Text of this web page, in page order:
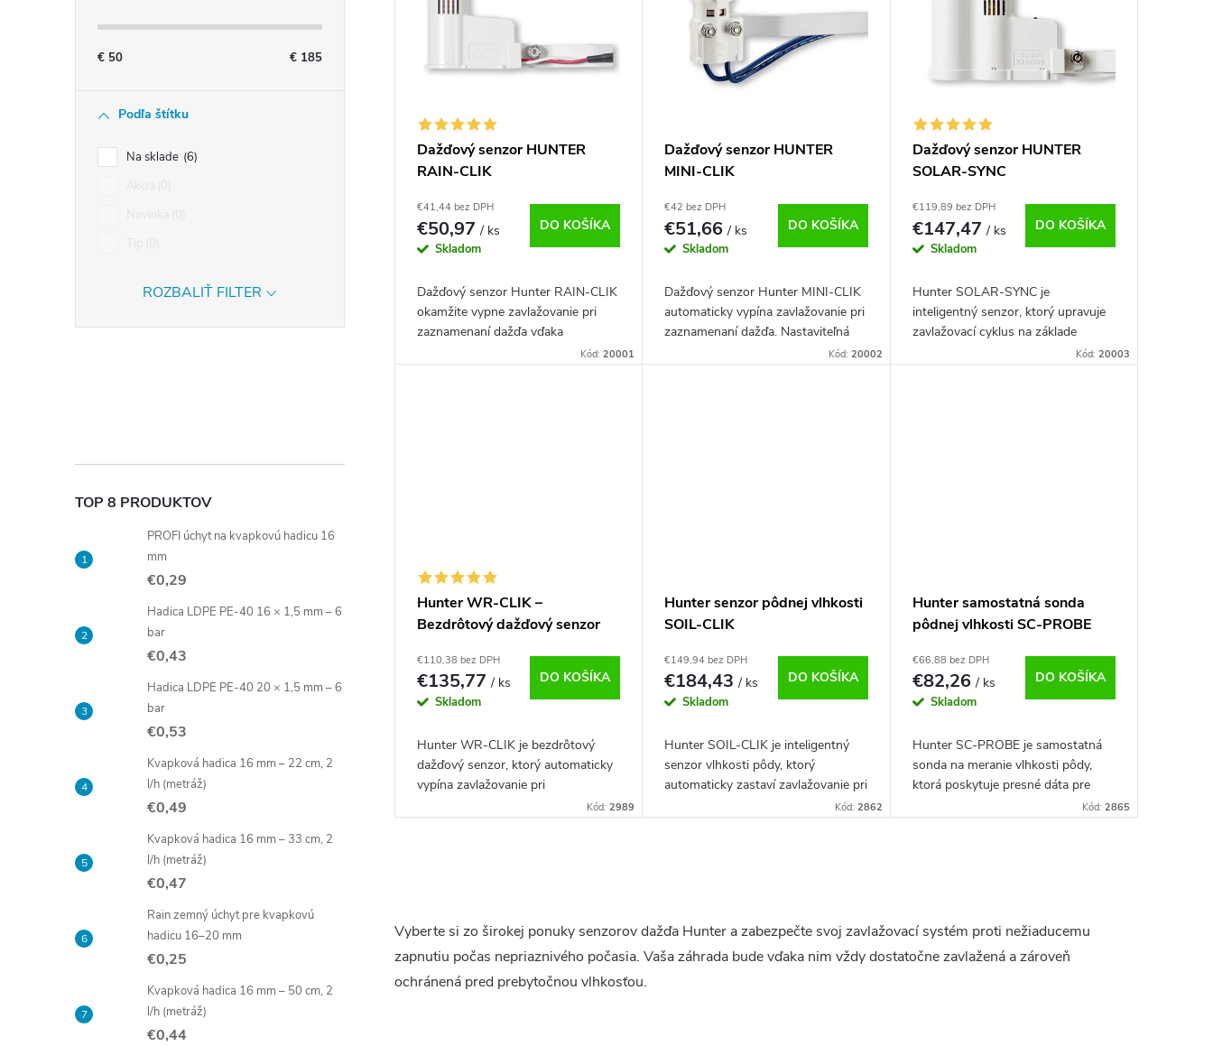
€ 50 € 185
Podľa štítku
Na sklade 6
ROZBALIŤ FILTER
TOP 8 PRODUKTOV
PROFI úchyt na kvapkovú hadicu 16
mm
€0,29
Hadica LDPE PE-40 16 × 1,5 mm – 6
bar
€0,43
Hadica LDPE PE-40 20 × 1,5 mm – 6
bar
€0,53
Kvapková hadica 16 mm – 22 cm, 2
l/h (metráž)
€0,49
Kvapková hadica 16 mm – 33 cm, 2
l/h (metráž)
€0,47
Rain zemný úchyt pre kvapkovú
hadicu 16–20 mm
€0,25
Kvapková hadica 16 mm – 50 cm, 2
l/h (metráž)
€0,44
k
Dažďový senzor HUNTER
RAIN-CLIK
€41,44 bez DPH
€50,97/ ks
Skladom
DO KOŠÍKA
Dažďový senzor Hunter RAIN-CLIK
okamžite vypne zavlažovanie pri
zaznamenaní dažďa vďaka
technológii Quick Response™.Kód:20001
Dažďový senzor HUNTER
MINI-CLIK
€42 bez DPH
€51,66/ ks
Skladom
DO KOŠÍKA
Dažďový senzor Hunter MINI-CLIK
automaticky vypína zavlažovanie pri
zaznamenaní dažďa. Nastaviteľná
Kód: 20002
Dažďový senzor HUNTER
SOLAR-SYNC
€119,89 bez DPH
€147,47/ ks
Skladom
DO KOŠÍKA
Hunter SOLAR-SYNC je
inteligentný senzor, ktorý upravuje
zavlažovací cyklus na základe
Kód: 20003
Hunter WR-CLIK –
Bezdrôtový dažďový senzor
€110,38 bez DPH
€135,77/ ks
Skladom
DO KOŠÍKA
Hunter WR-CLIK je bezdrôtový
dažďový senzor, ktorý automaticky
vypína zavlažovanie pri
zaznamenaní zrážok. SpoľahliváKód:2989
Hunter senzor pôdnej vlhkosti
SOIL-CLIK
€149,94 bez DPH
€184,43/ ks
Skladom
DO KOŠÍKA
Hunter SOIL-CLIK je inteligentný
senzor vlhkosti pôdy, ktorý
automaticky zastaví zavlažovanie pri
dosiahnutí požadovanej úrovneKód: 2862
Hunter samostatná sonda
pôdnej vlhkosti SC-PROBE
€66,88 bez DPH
€82,26/ ks
Skladom
DO KOŠÍKA
Hunter SC-PROBE je samostatná
sonda na meranie vlhkosti pôdy,
ktorá poskytuje presné dáta pre
efektívne riadenie zavlažovania.Kód: 2865
v
l
á
Vyberte si zo širokej ponuky senzorov dažďa Hunter a zabezpečte svoj zavlažovací systém proti nežiaducemu
zapnutiu počas nepriaznivého počasia. Vaša záhrada bude vďaka nim vždy dostatočne zavlažená a zároveň
ochránená pred prebytočnou vlhkosťou.